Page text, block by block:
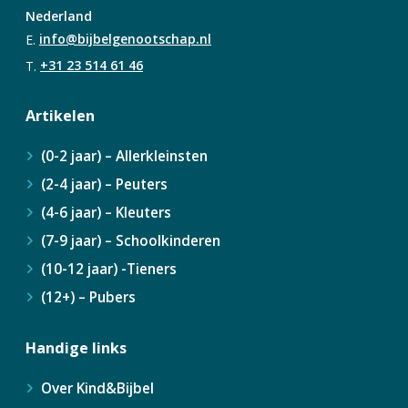
Nederland
E. info@bijbelgenootschap.nl
T. +31 23 514 61 46
Artikelen
(0-2 jaar) – Allerkleinsten
(2-4 jaar) – Peuters
(4-6 jaar) – Kleuters
(7-9 jaar) – Schoolkinderen
(10-12 jaar) -Tieners
(12+) – Pubers
Handige links
Over Kind&Bijbel